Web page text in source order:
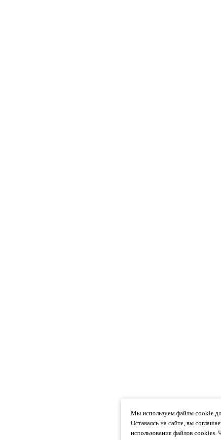
Мы используем файлы cookie
Оставаясь на сайте, вы
использования файлов cookies.